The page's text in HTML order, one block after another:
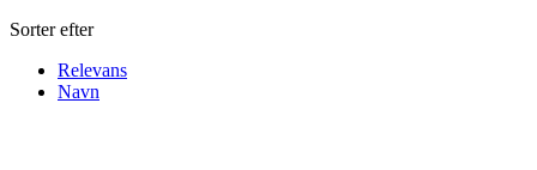
Sorter efter
Relevans
Navn